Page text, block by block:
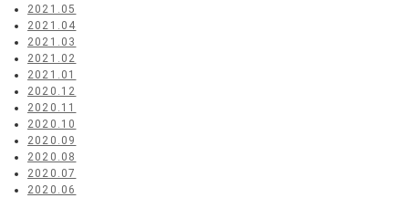
2021.05
2021.04
2021.03
2021.02
2021.01
2020.12
2020.11
2020.10
2020.09
2020.08
2020.07
2020.06